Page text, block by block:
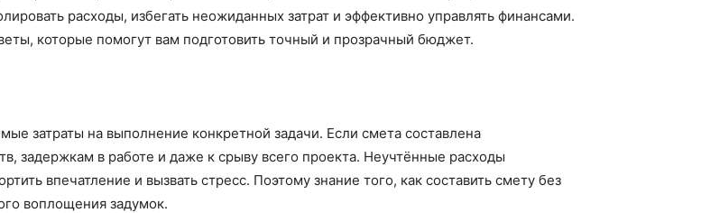
расходы, избегать неожиданных затрат и эффективно управлять финансами.
которые помогут вам подготовить точный и прозрачный бюджет.
затраты на выполнение конкретной задачи. Если смета составлена
задержкам в работе и даже к срыву всего проекта. Неучтённые расходы
впечатление и вызвать стресс. Поэтому знание того, как составить смету без
воплощения задумок.